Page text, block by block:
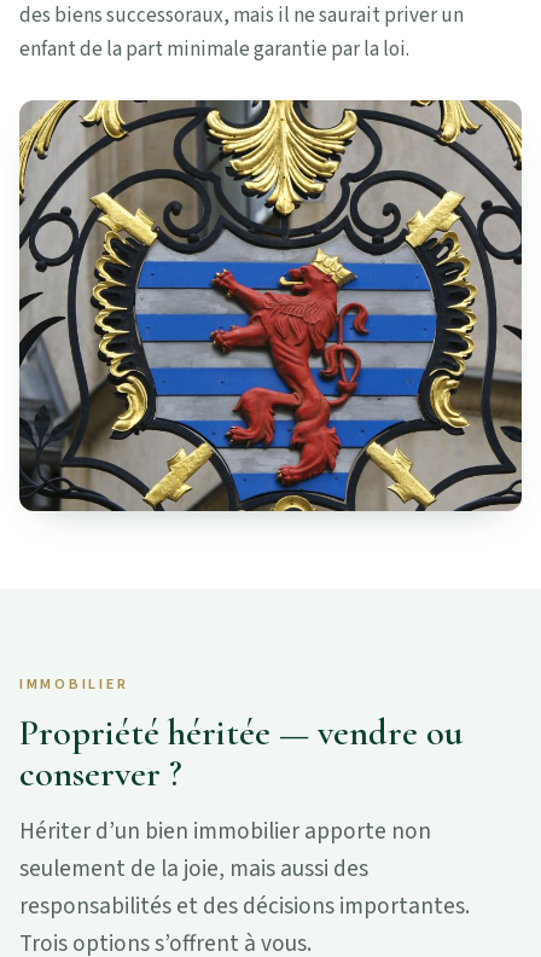
des biens successoraux, mais il ne saurait priver un
enfant de la part minimale garantie par la loi.
IMMOBILIER
Propriété héritée — vendre ou
conserver ?
Hériter d’un bien immobilier apporte non
seulement de la joie, mais aussi des
responsabilités et des décisions importantes.
Trois options s’offrent à vous.